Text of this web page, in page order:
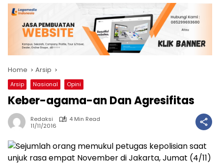
Home Arsip
Arsip Nasional Opini
Keber-agama-an Dan Agresifitas
Redaksi
4 Min Read
11/11/2016